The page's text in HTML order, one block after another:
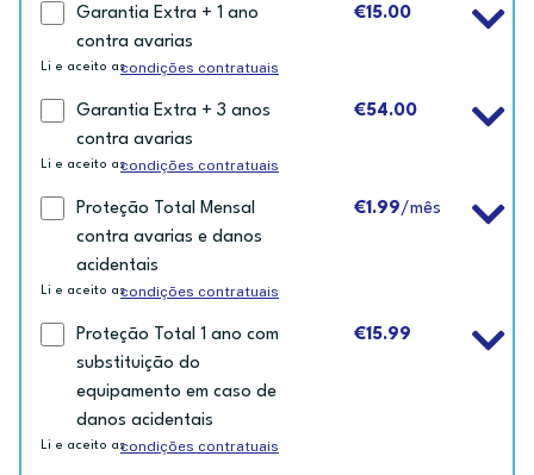
Garantia Extra + 1 ano
contra avarias
€15.00
Li e aceito ascondições contratuais
Garantia Extra + 3 anos
contra avarias
€54.00
Li e aceito ascondições contratuais
Proteção Total Mensal
contra avarias e danos
acidentais
€1.99/mês
Li e aceito ascondições contratuais
Proteção Total 1 ano com
substituição do
equipamento em caso de
danos acidentais
€15.99
Li e aceito ascondições contratuais